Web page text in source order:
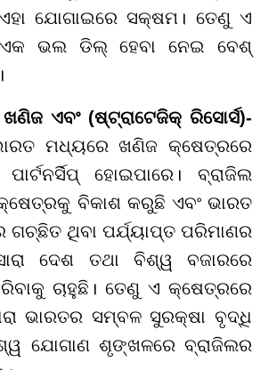
ଯୋଗାଇରେ ସକ୍ଷମ। ତେଣୁ ଏ
ଭଲ ଡିଲ୍ ହେବା ନେଇ ବେଶ୍
ଏବଂ (ଷ୍ଟ୍ରାଟେଜିକ୍ ରିସୋର୍ସ)-
ମଧ୍ୟରେ ଖଣିଜ କ୍ଷେତ୍ରରେ
ହୋଇପାରେ। ବ୍ରାଜିଲ
ବିକାଶ କରୁଛି ଏବଂ ଭାରତ
ଗଚ୍ଛିତ ଥିବା ପର୍ଯ୍ୟାପ୍ତ ପରିମାଣର
ଦେଶ ତଥା ବିଶ୍ୱ ବଜାରରେ
ଚାହୁଛି। ତେଣୁ ଏ କ୍ଷେତ୍ରରେ
ଭାରତର ସମ୍ବଳ ସୁରକ୍ଷା ବୃଦ୍ଧି
ଯୋଗାଣ ଶୃଙ୍ଖଳରେ ବ୍ରାଜିଲର